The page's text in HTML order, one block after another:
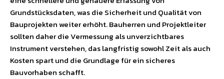
Grundstücksdaten, was die Sicherheit und Qualität von
Bauprojekten weiter erhöht. Bauherren und Projektleiter
sollten daher die Vermessung als unverzichtbares
Instrument verstehen, das langfristig sowohl Zeit als auch
Kosten spart und die Grundlage für ein sicheres
Bauvorhaben schafft.